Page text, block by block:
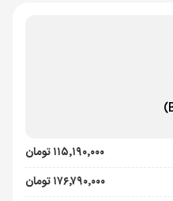
۱۱۵٬۱۹۰٬۰۰۰ تومان
۱۷۶٬۷۹۰٬۰۰۰ تومان